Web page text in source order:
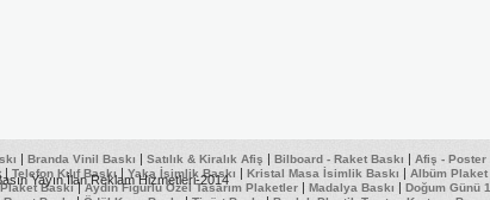
| Branda Vinil Baskı | Satılık & Kiralık Afiş | Bilboard - Raket Baskı | Afiş - Poster
| Telefon Kılıf Baskı | Yaka İsimlik Baskı | Kristal Masa İsimlik Baskı | Albüm Plaket
Baskı|Aydın Figürlü Özel Tasarım Plaketler| Madalya Baskı | Doğum Günü 1
Yayın İlan Reklam Hizmetleri-2014